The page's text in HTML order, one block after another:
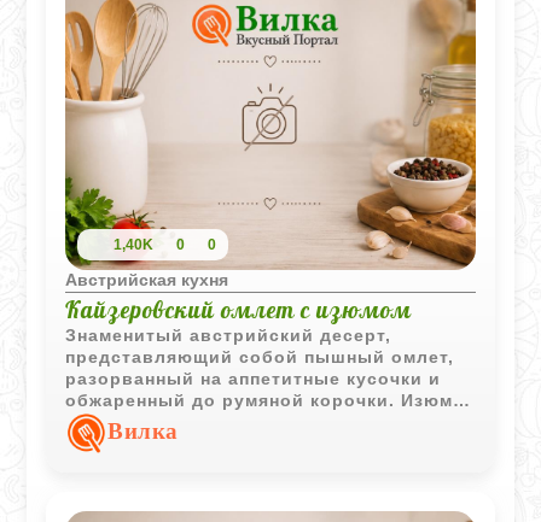
1,40K 0 0
Австрийская кухня
Кайзеровский омлет с изюмом
Знаменитый австрийский десерт,
представляющий собой пышный омлет,
разорванный на аппетитные кусочки и
обжаренный до румяной корочки. Изюм и
корица придают ему особый домашний
аромат.Вилка